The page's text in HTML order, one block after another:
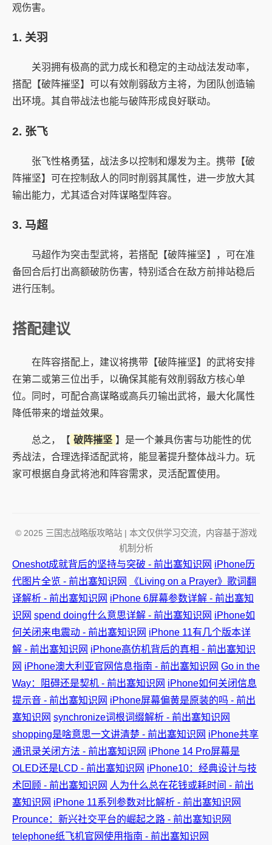
观伤害。
1. 关羽
关羽拥有极高的武力成长和稳定的主动战法发动率，
搭配【破阵摧坚】可以有效削弱敌方主将，为团队创造输
出环境。其自带战法也能与破阵形成良好联动。
2. 张飞
张飞性格勇猛，战法多以控制和爆发为主。携带【破
阵摧坚】可在控制敌人的同时削弱其属性，进一步放大其
输出能力，尤其适合对阵谋略型阵容。
3. 马超
马超作为突击型武将，若搭配【破阵摧坚】，可在准
备回合后打出高额破防伤害，特别适合在敌方前排站稳后
进行压制。
搭配建议
在阵容搭配上，建议将携带【破阵摧坚】的武将安排
在第二或第三位出手，以确保其能有效削弱敌方核心单
位。同时，可配合高谋略或高兵刃输出武将，最大化属性
降低带来的增益效果。
总之，【 破阵摧坚 】是一个兼具伤害与功能性的优
秀战法，合理选择适配武将，能显著提升整体战斗力。玩
家可根据自身武将池和阵容需求，灵活配置使用。
© 2025 三国志战略版攻略站 | 本文仅供学习交流，内容基于游戏
机制分析
Oneshot成就背后的坚持与突破 - 前出塞知识网 iPhone历
代图片全览 - 前出塞知识网
《Living on a Prayer》歌词翻
译解析 - 前出塞知识网 iPhone 6屏幕参数详解 - 前出塞知
识网 spend doing什么意思详解 - 前出塞知识网 iPhone如
何关闭来电震动 - 前出塞知识网 iPhone 11有几个版本详
解 - 前出塞知识网 iPhone高仿机背后的真相 - 前出塞知识
网 iPhone澳大利亚官网信息指南 - 前出塞知识网 Go in the
Way：阻碍还是契机 - 前出塞知识网 iPhone如何关闭信息
提示音 - 前出塞知识网 iPhone屏幕偏黄是原装的吗 - 前出
塞知识网 synchronize词根词缀解析 - 前出塞知识网
shopping是啥意思一文讲清楚 - 前出塞知识网 iPhone共享
通讯录关闭方法 - 前出塞知识网 iPhone 14 Pro屏幕是
OLED还是LCD - 前出塞知识网 iPhone10：经典设计与技
术回顾 - 前出塞知识网 人为什么总在花钱或耗时间 - 前出
塞知识网 iPhone 11系列参数对比解析 - 前出塞知识网
Prounce：新兴社交平台的崛起之路 - 前出塞知识网
telephone纸飞机官网使用指南 - 前出塞知识网